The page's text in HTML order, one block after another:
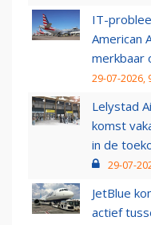
IT-
American
merkbaar
29-07-2026,
Lelystad
komst
in de
29-07-
JetBlue
actief